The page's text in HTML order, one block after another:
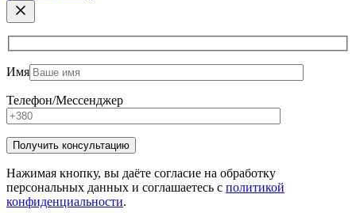
Имя
Телефон/Мессенджер
Нажимая кнопку, вы даёте согласие на обработку
персональных данных и соглашаетесь с политикой
конфиденциальности.